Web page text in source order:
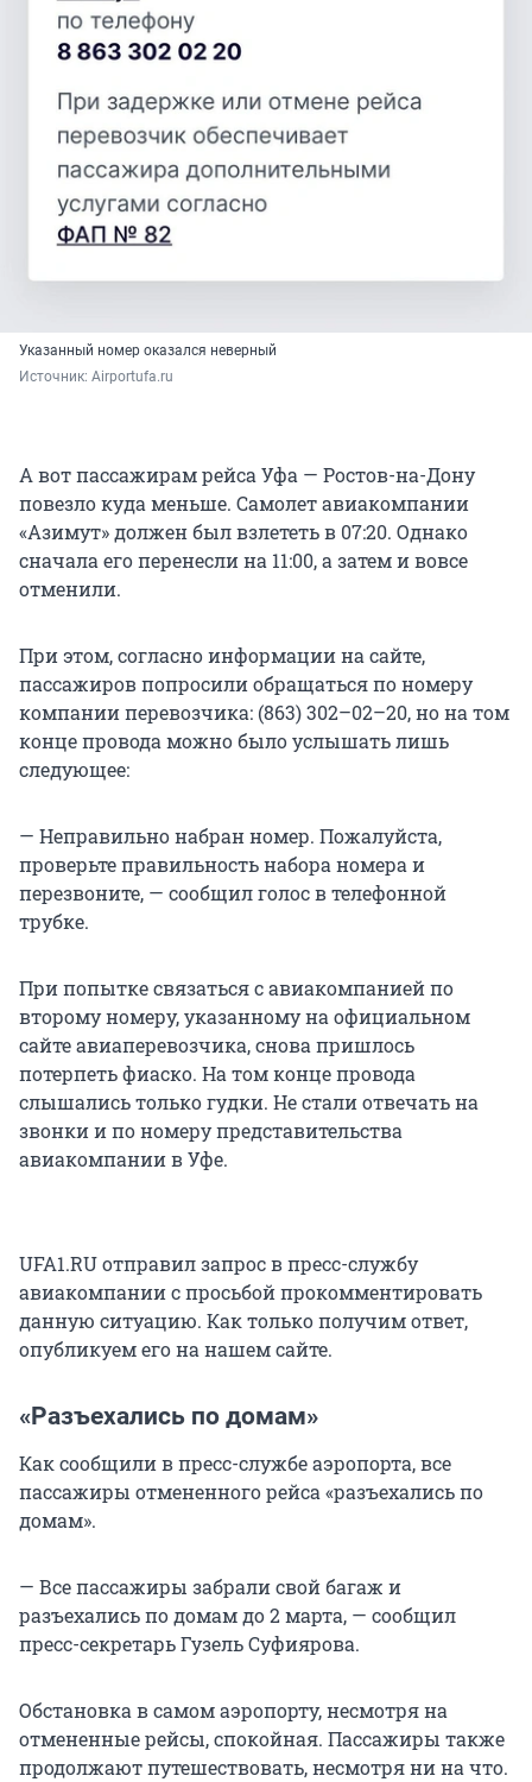
Указанный номер оказался неверный
Источник: Airportufa.ru
А вот пассажирам рейса Уфа — Ростов-на-Дону
повезло куда меньше. Самолет авиакомпании
«Азимут» должен был взлететь в 07:20. Однако
сначала его перенесли на 11:00, а затем и вовсе
отменили.
При этом, согласно информации на сайте,
пассажиров попросили обращаться по номеру
компании перевозчика: (863) 302–02–20, но на том
конце провода можно было услышать лишь
следующее:
— Неправильно набран номер. Пожалуйста,
проверьте правильность набора номера и
перезвоните, — сообщил голос в телефонной
трубке.
При попытке связаться с авиакомпанией по
второму номеру, указанному на официальном
сайте авиаперевозчика, снова пришлось
потерпеть фиаско. На том конце провода
слышались только гудки. Не стали отвечать на
звонки и по номеру представительства
авиакомпании в Уфе.
UFA1.RU отправил запрос в пресс-службу
авиакомпании с просьбой прокомментировать
данную ситуацию. Как только получим ответ,
опубликуем его на нашем сайте.
«Разъехались по домам»
Как сообщили в пресс-службе аэропорта, все
пассажиры отмененного рейса «разъехались по
домам».
— Все пассажиры забрали свой багаж и
разъехались по домам до 2 марта, — сообщил
пресс-секретарь Гузель Суфиярова.
Обстановка в самом аэропорту, несмотря на
отмененные рейсы, спокойная. Пассажиры также
продолжают путешествовать, несмотря ни на что.